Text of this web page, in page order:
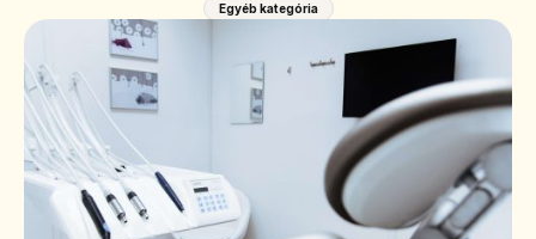
Egyéb kategória